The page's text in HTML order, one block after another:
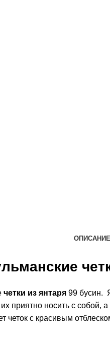
ОПИСАНИЕ
четки из янтаря 99 бусин.
приятно носить с
четок с красивым